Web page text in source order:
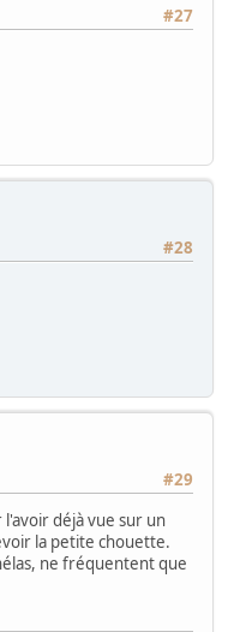
#27
#28
#29
l'avoir déjà vue sur un
la petite chouette.
ne fréquentent que